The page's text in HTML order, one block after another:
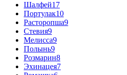
Шалфей17
Портулак10
Расторопша9
Стевия9
Мелисса9
Полынь9
Розмарин8
Эхинацея7